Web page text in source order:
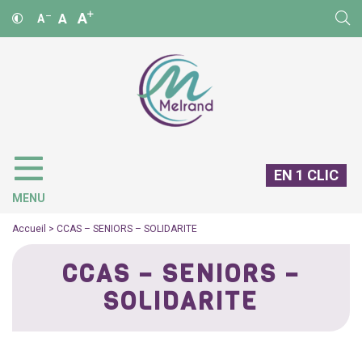
A A A
MENU
EN 1 CLIC
Accueil > CCAS – SENIORS – SOLIDARITE
CCAS – SENIORS –
SOLIDARITE